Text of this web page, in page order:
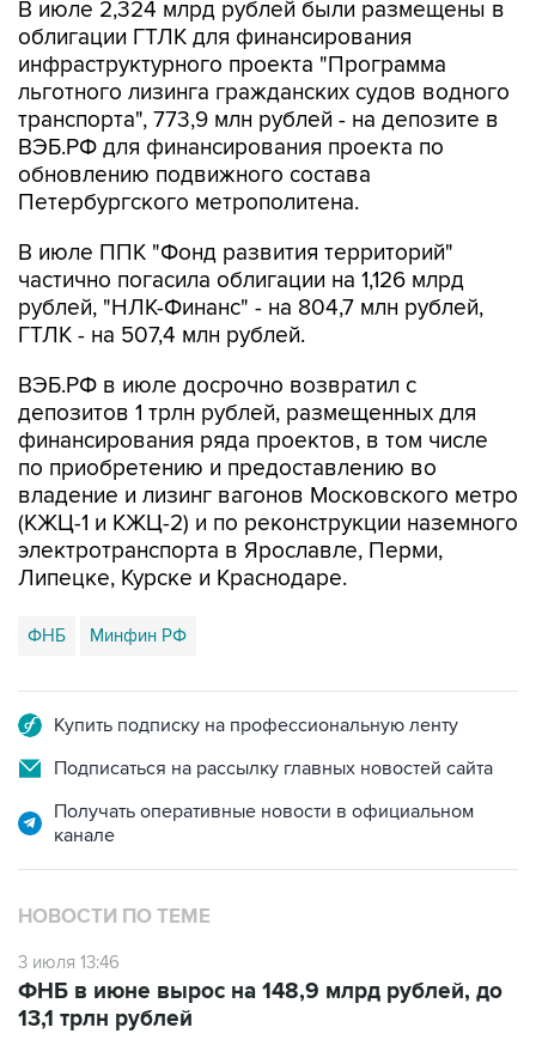
инфраструктурного проекта "Программа
льготного лизинга гражданских судов водного
транспорта", 773,9 млн рублей - на депозите в
ВЭБ.РФ для финансирования проекта по
обновлению подвижного состава
Петербургского метрополитена.
В июле ППК "Фонд развития территорий"
рублей, "НЛК-Финанс" - на 804,7 млн рублей,
ГТЛК - на 507,4 млн рублей.
ВЭБ.РФ в июле досрочно возвратил с
финансирования ряда проектов, в том числе
по приобретению и предоставлению во
владение и лизинг вагонов Московского метро
(КЖЦ-1 и КЖЦ-2) и по реконструкции наземного
электротранспорта в Ярославле, Перми,
Липецке, Курске и Краснодаре.
ФНБ Минфин РФ
Подписаться на рассылку главных новостей сайта
Получать оперативные новости в официальном
НОВОСТИ ПО ТЕМЕ
3 июля 13:46
13,1 трлн рублей